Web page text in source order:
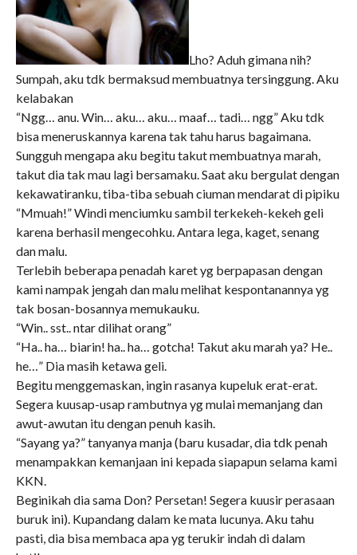
Lho? Aduh gimana nih?
Sumpah, aku tdk bermaksud membuatnya tersinggung. Aku
kelabakan
“Ngg… anu. Win… aku… aku… maaf… tadi… ngg” Aku tdk
bisa meneruskannya karena tak tahu harus bagaimana.
Sungguh mengapa aku begitu takut membuatnya marah,
takut dia tak mau lagi bersamaku. Saat aku bergulat dengan
kekawatiranku, tiba-tiba sebuah ciuman mendarat di pipiku
“Mmuah!” Windi menciumku sambil terkekeh-kekeh geli
karena berhasil mengecohku. Antara lega, kaget, senang
dan malu.
Terlebih beberapa penadah karet yg berpapasan dengan
kami nampak jengah dan malu melihat kespontanannya yg
tak bosan-bosannya memukauku.
“Win.. sst.. ntar dilihat orang”
“Ha.. ha… biarin! ha.. ha… gotcha! Takut aku marah ya? He..
he…” Dia masih ketawa geli.
Begitu menggemaskan, ingin rasanya kupeluk erat-erat.
Segera kuusap-usap rambutnya yg mulai memanjang dan
awut-awutan itu dengan penuh kasih.
“Sayang ya?” tanyanya manja (baru kusadar, dia tdk penah
menampakkan kemanjaan ini kepada siapapun selama kami
KKN.
Beginikah dia sama Don? Persetan! Segera kuusir perasaan
buruk ini). Kupandang dalam ke mata lucunya. Aku tahu
pasti, dia bisa membaca apa yg terukir indah di dalam